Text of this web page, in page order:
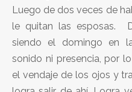
Luego de dos veces de
le quitan las esposas.
siendo el domingo en
sonido ni presencia, por
el vendaje de los ojos y